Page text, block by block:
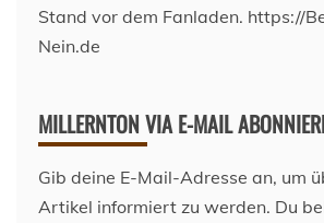
MILLERNTON VIA E-MAIL
Gib deine E-Mail-Adresse an, um
Artikel informiert zu werden. Du